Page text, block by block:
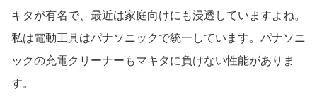
キタが有名で、最近は家庭向けにも浸透していますよね。
私は電動工具はパナソニックで統一しています。パナソニ
ックの充電クリーナーもマキタに負けない性能がありま
す。